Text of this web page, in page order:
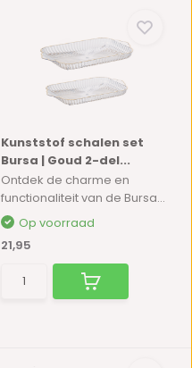
Kunststof schalen set
Bursa | Goud 2-del...
Ontdek de charme en
functionaliteit van de Bursa...
Op voorraad
21,95